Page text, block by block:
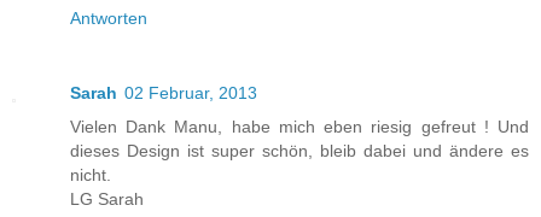
Antworten
Sarah 02 Februar, 2013
Vielen Dank Manu, habe mich eben riesig gefreut ! Und
dieses Design ist super schön, bleib dabei und ändere es
nicht.
LG Sarah